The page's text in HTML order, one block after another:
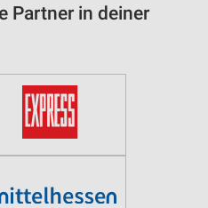
Partner in deiner